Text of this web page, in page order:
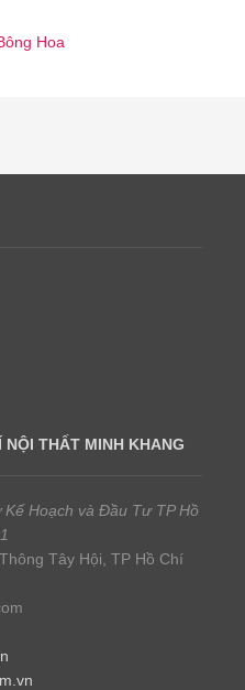
Hoa
NỘI THẤT MINH KHANG
Hoạch và Đầu Tư TP Hồ
Tây Hội, TP Hồ Chí